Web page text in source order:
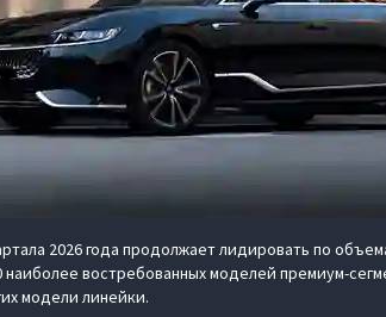
2026 года продолжает лидировать по
наиболее востребованных моделей премиум-
модели линейки.